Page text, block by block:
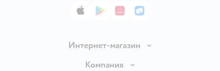
App StoreGoogle Play
AppGallery
RuStore
Интернет-магазин
Доставка и оплата
Компания